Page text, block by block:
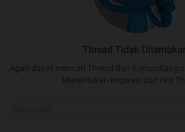
Thread Tidak
Agan dapat mencari Thread dan Komunitas
Menemukan inspirasi dari Hot